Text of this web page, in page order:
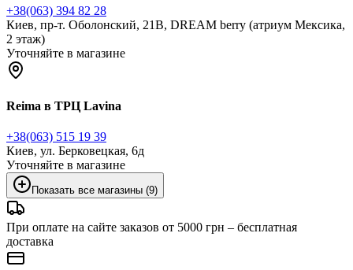
+38(063) 394 82 28
Киев, пр-т. Оболонский, 21В, DREAM berry (атриум Мексика,
2 этаж)
Уточняйте в магазине
Reima в ТРЦ Lavina
+38(063) 515 19 39
Киев, ул. Берковецкая, 6д
Уточняйте в магазине
Показать все магазины (9)
При оплате на сайте заказов от 5000 грн – бесплатная
доставка